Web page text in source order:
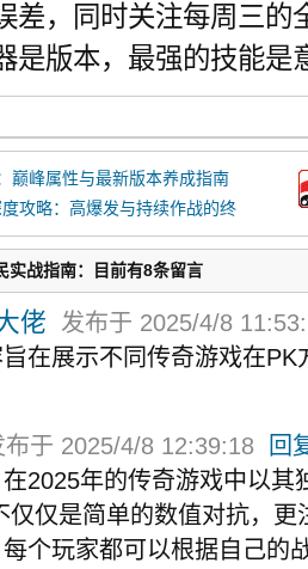
差，同时关注每周三的
是版本，最强的技能是
巅峰属性与最新版本养成指南
攻略：高爆发与持续作战的终
实战指南：目前有8条留言
佬
发布于 2025/4/8
在展示不同传奇游戏在
布于 2025/4/8 12:39:18
回
在2025年的传奇游戏中以
仅仅是简单的数值对抗，
个玩家都可以根据自己的